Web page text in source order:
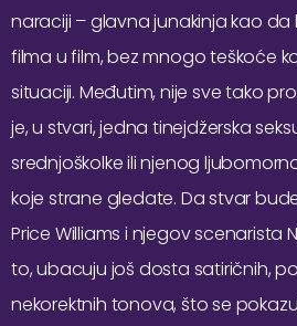
naraciji – glavna junakinja kao da
filma u film, bez mnogo teškoće
situaciji. Međutim, nije sve tako
je, u stvari, jedna tinejdžerska
srednjoškolke ili njenog
koje strane gledate. Da stvar
Price Williams i njegov scenarista
to, ubacuju još dosta satiričnih,
nekorektnih tonova, što se